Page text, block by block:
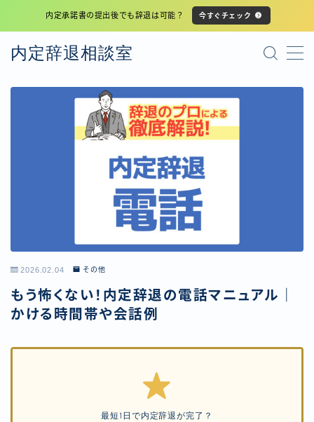
内定承諾書の提出後でも辞退は可能？ 今すぐチェック
内定辞退相談室
MENU
プライバシーポリシー
2026.02.04 その他
もう怖くない！内定辞退の電話マニュアル｜
かける時間帯や会話例
最短1日で内定辞退が完了？